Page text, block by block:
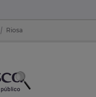
Riosa